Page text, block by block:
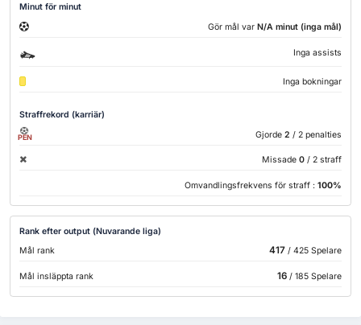
Minut för minut
Gör mål var N/A minut (inga mål)
Inga assists
Inga bokningar
Straffrekord (karriär)
PEN Gjorde 2 / 2 penalties
Missade 0 / 2 straff
Omvandlingsfrekvens för straff : 100%
Rank efter output (Nuvarande liga)
Mål rank
417/ 425 Spelare
Mål insläppta rank 16/ 185 Spelare